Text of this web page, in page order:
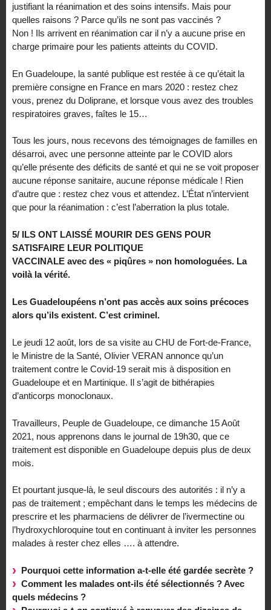
justifiant la réanimation et des soins intensifs. Mais pour
quelles raisons ? Parce qu’ils ne sont pas vaccinés ?
Non ! Ils arrivent en réanimation car il n’y a aucune prise en
charge primaire pour les patients atteints du COVID.
En Guadeloupe, la santé publique est restée à ce qu’était la
première consigne en France en mars 2020 : restez chez
vous, prenez du Doliprane, et lorsque vous avez des troubles
respiratoires graves, faîtes le 15…
Tous les jours, nous recevons des témoignages de familles en
désarroi, avec une personne atteinte par le COVID alors
qu’elle présente des déficits de santé et qui ne se voit proposer
aucune réponse sanitaire, aucune réponse médicale ! Rien
d’autre que : restez chez vous et attendez. L’État n’intervient
que pour la réanimation : c’est l’aberration la plus totale.
5/ ILS ONT LAISSÉ MOURIR DES GENS POUR
SATISFAIRE LEUR POLITIQUE
VACCINALE avec des « piqûres » non homologuées. La
voilà la vérité.
Les Guadeloupéens n’ont pas accès aux soins précoces
alors qu’ils existent. C’est criminel.
Le jeudi 12 août, lors de sa visite au CHU de Fort-de-France,
le Ministre de la Santé, Olivier VERAN annonce qu’un
traitement contre le Covid-19 serait mis à disposition en
Guadeloupe et en Martinique. Il s’agit de bithérapies
d’anticorps monoclonaux.
Travailleurs, Peuple de Guadeloupe, ce dimanche 15 Août
2021, nous apprenons dans le journal de 19h30, que ce
traitement est disponible en Guadeloupe depuis plus de deux
mois.
Et pourtant jusque-là, le seul discours des autorités : il n’y a
pas de traitement ; empêchant dans le temps les médecins de
prescrire et les pharmaciens de délivrer de l’ivermectine ou
l’hydroxychloroquine tout en continuant à inviter les personnes
malades à rester chez elles …. à attendre.
Pourquoi cette information a-t-elle été gardée secrète ?
Comment les malades ont-ils été sélectionnés ? Avec
quels médecins ?